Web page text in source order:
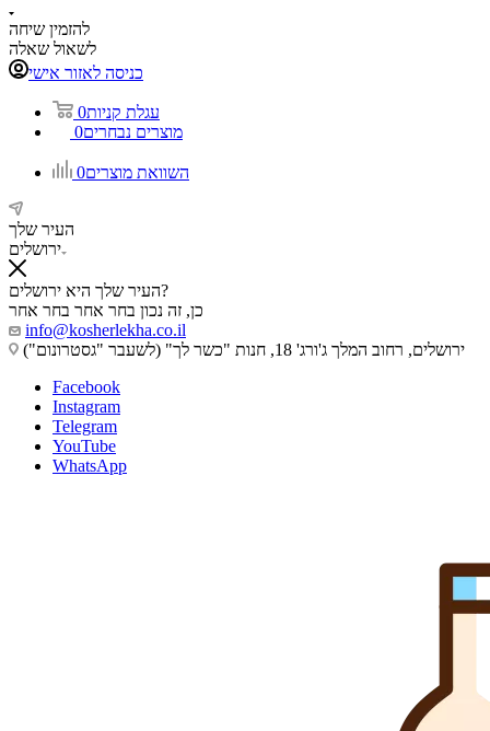
להזמין שיחה
לשאול שאלה
כניסה לאזור אישי
עגלת קניות0
מוצרים נבחרים0
השוואת מוצרים0
העיר שלך
ירושלים
העיר שלך היא ירושלים?
כן, זה נכון בחר אחר בחר אחר
info@kosherlekha.co.il
ירושלים, רחוב המלך ג'ורג' 18, חנות "כשר לך" (לשעבר "גסטרונום")
Facebook
Instagram
Telegram
YouTube
WhatsApp